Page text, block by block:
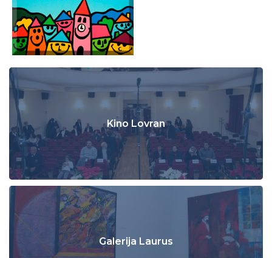
Kino Lovran
Galerija Laurus